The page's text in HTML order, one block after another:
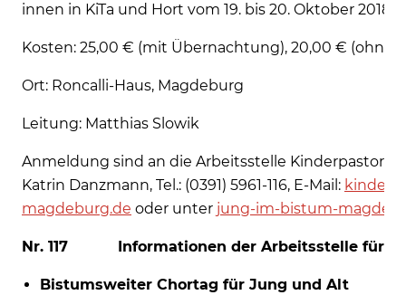
innen in KiTa und Hort vom 19. bis 20. Oktober 2018.
Kosten: 25,00 € (mit Übernachtung), 20,00 € (ohne
Ort: Roncalli-Haus, Magdeburg
Leitung: Matthias Slowik
Anmeldung sind an die Arbeitsstelle Kinderpastoral
Katrin Danzmann, Tel.: (0391) 5961-116, E-Mail:
magdeburg.de oder unter jung-im-bistum-
Nr. 117 Informationen der Arbeitsstelle für
Bistumsweiter Chortag für Jung und Alt